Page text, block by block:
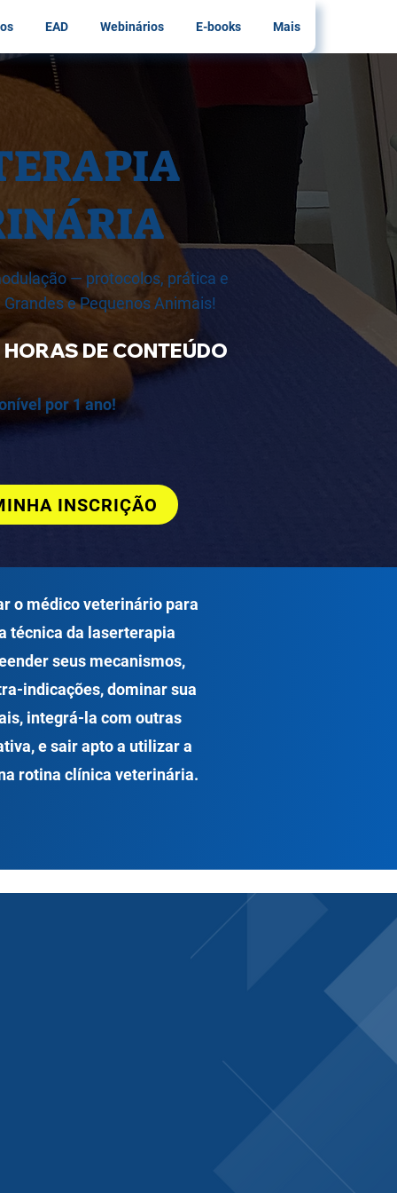
EAD Webinários E-books Mais
— protocolos, prática e
e Pequenos Animais!
HORAS DE CONTEÚDO
por 1 ano!
INSCRIÇÃO
o médico veterinário para
técnica da laserterapia
seus mecanismos,
indicações, dominar sua
integrá-la com outras
e sair apto a utilizar a
rotina clínica veterinária.